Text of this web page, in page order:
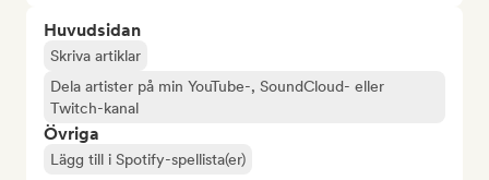
Huvudsidan
Skriva artiklar
Dela artister på min YouTube-, SoundCloud- eller
Twitch-kanal
Övriga
Lägg till i Spotify-spellista(er)